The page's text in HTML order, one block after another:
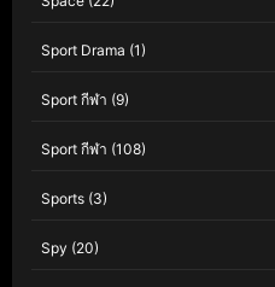
Sport Drama (1)
Sport กีฬา (9)
Sport กีฬา (108)
Sports (3)
Spy (20)